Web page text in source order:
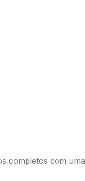
completos com uma